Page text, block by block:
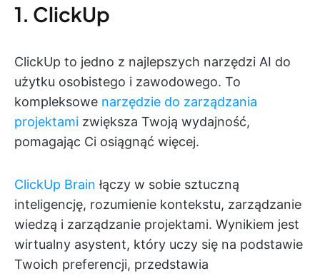
1. ClickUp
ClickUp to jedno z najlepszych narzędzi AI do
użytku osobistego i zawodowego. To
kompleksowe narzędzie do zarządzania
projektami zwiększa Twoją wydajność,
pomagając Ci osiągnąć więcej.
ClickUp Brain łączy w sobie sztuczną
inteligencję, rozumienie kontekstu, zarządzanie
wiedzą i zarządzanie projektami. Wynikiem jest
wirtualny asystent, który uczy się na podstawie
Twoich preferencji, przedstawia